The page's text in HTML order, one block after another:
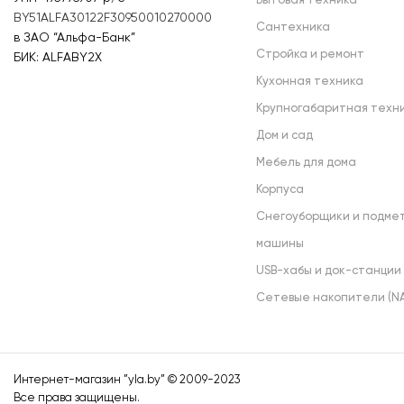
BY51ALFA30122F30950010270000
в ЗАО “Альфа-Банк”
БИК: ALFABY2X
Сантехника
Стройка и ремонт
Кухонная техника
Крупногабаритная
Дом и сад
Мебель для дома
Корпуса
Снегоуборщики и
машины
USB-хабы и док-станции
Сетевые накопители
Интернет-магазин ”yla.by” © 2009-2023
Все права защищены.